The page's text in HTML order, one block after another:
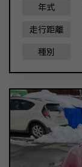
年式
走行距離
種別